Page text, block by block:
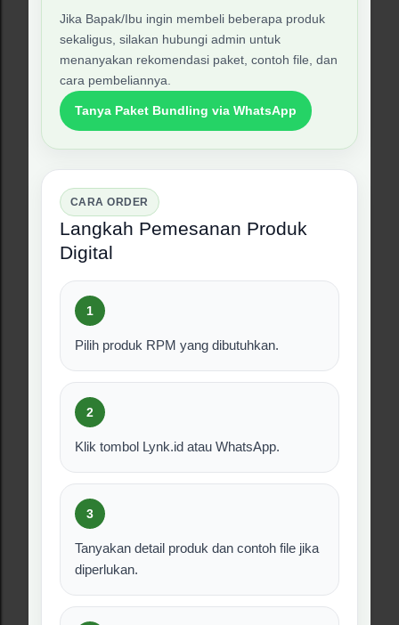
POSTINGAN POPULER
Juli 29, 2025
LATIHAN SOAL PRETES PELATIHAN
PEMBELAJARAN MENDALAM